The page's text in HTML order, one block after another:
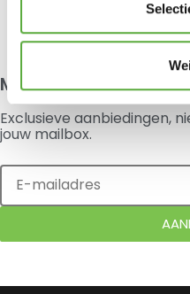
Meld je aan voor
Exclusieve aanbiedingen,
jouw mailbox.